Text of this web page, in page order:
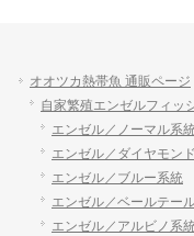
オオツカ熱帯魚 通販ページ
自家繁殖エンゼルフィッ
エンゼル／ノーマル系
エンゼル／ダイヤモン
エンゼル／ブルー系統
エンゼル／ベールテー
エンゼル／アルビノ系